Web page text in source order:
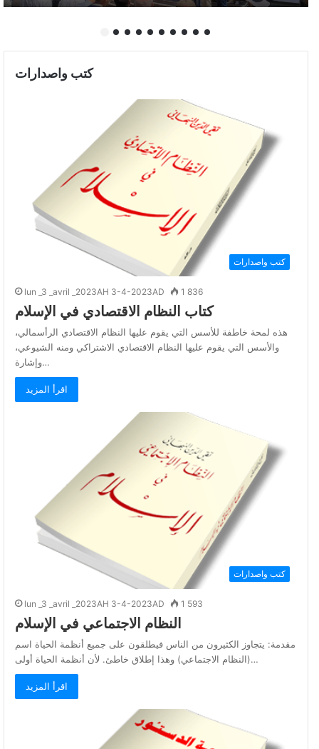
كتب واصدارات
كتب واصدارات
lun _3 _avril _2023AH 3-4-2023AD 1 836
كتاب النظام الاقتصادي في الإسلام
هذه لمحة خاطفة للأسس التي يقوم عليها النظام الاقتصادي الرأسمالي،
والأسس التي يقوم عليها النظام الاقتصادي الاشتراكي ومنه الشيوعي،
وإشارة…
اقرأ المزيد
كتب واصدارات
lun _3 _avril _2023AH 3-4-2023AD 1 593
النظام الاجتماعي في الإسلام
مقدمة: يتجاوز الكثيرون من الناس فيطلقون على جميع أنظمة الحياة اسم
(النظام الاجتماعي) وهذا إطلاق خاطئ. لأن أنظمة الحياة أولى…
اقرأ المزيد